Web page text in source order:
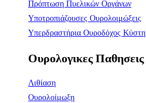
Πρόπτωση Πυελικών Οργάνων
Υποτροπιάζουσες Ουρολοιμώξεις
Υπερδραστήρια Ουροδόχος Κύστη
Ουρολογικες Παθησεις
Λιθίαση
Ουρολοίμωξη